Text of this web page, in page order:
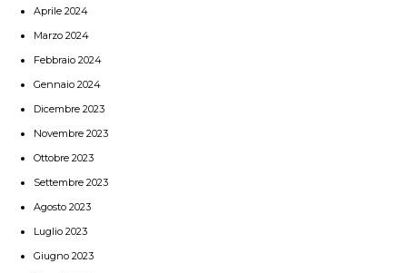
Aprile 2024
Marzo 2024
Febbraio 2024
Gennaio 2024
Dicembre 2023
Novembre 2023
Ottobre 2023
Settembre 2023
Agosto 2023
Luglio 2023
Giugno 2023